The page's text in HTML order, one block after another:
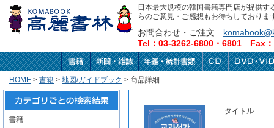
日本最大規模の韓国書籍専門店が提供
らのご意見・ご感想もお待ちしておりま
お問合わせ・ご注文
Tel：03-3262-6800・6801 Fax
HOME > 書籍 > 地図/ガイドブック > 商品詳細
書籍
タイトル